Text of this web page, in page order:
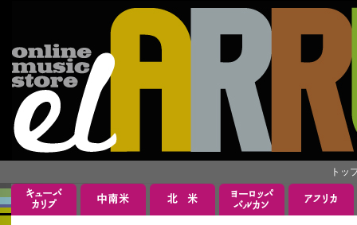
トッ